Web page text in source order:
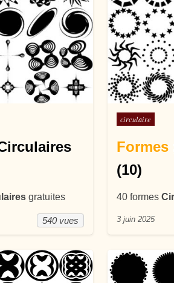
gratuites
540 vues
Posté dans
circulaire
Formes
(10)
40 formes
3 juin 2025